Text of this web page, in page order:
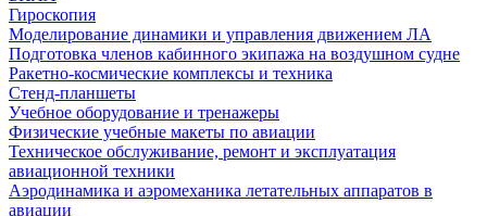
Гироскопия
Моделирование динамики и управления движением ЛА
Подготовка членов кабинного экипажа на воздушном судне
Ракетно-космические комплексы и техника
Стенд-планшеты
Учебное оборудование и тренажеры
Физические учебные макеты по авиации
Техническое обслуживание, ремонт и эксплуатация
авиационной техники
Аэродинамика и аэромеханика летательных аппаратов в
авиации